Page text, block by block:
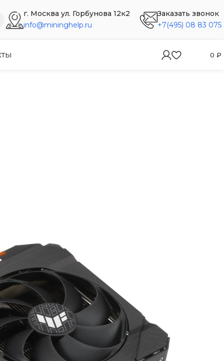
г. Москва ул. Горбунова 12к2
info@mininghelp.ru
Заказать звонок
+7(495) 08 83 075
0 ₽